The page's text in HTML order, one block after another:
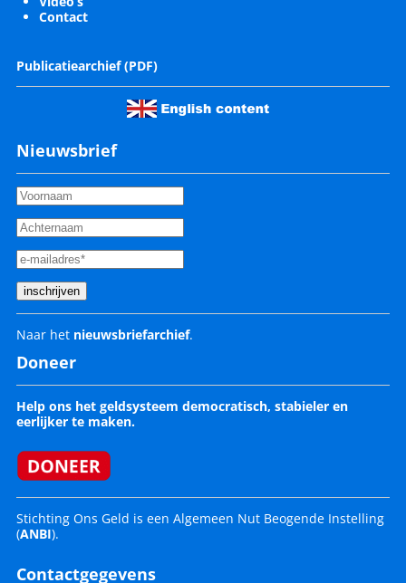
Contact
Publicatiearchief (PDF)
Nieuwsbrief
Naar het nieuwsbriefarchief.
Doneer
Help ons het geldsysteem democratisch, stabieler en
eerlijker te maken.
Stichting Ons Geld is een Algemeen Nut Beogende Instelling
(ANBI).
Contactgegevens